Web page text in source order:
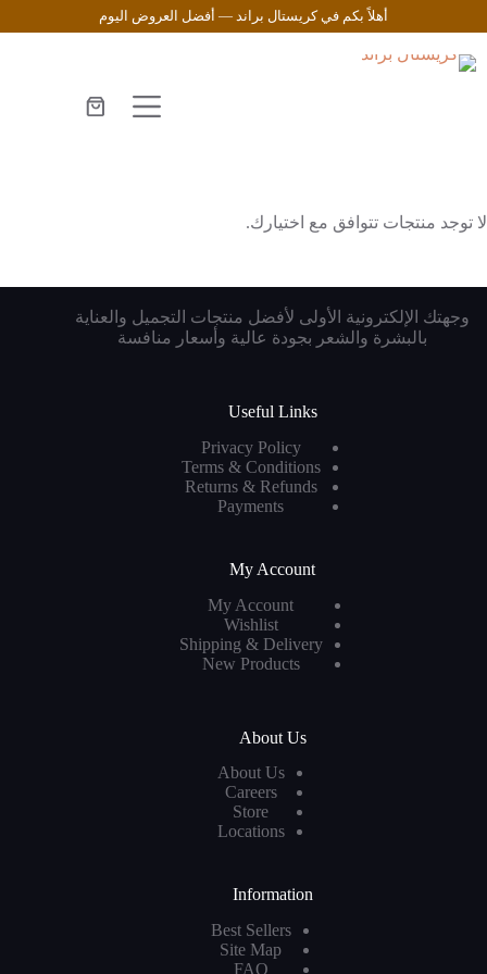
إلى
المحتوى
أهلاً بكم في كريستال براند — أفضل العروض اليوم
عربة
لا توجد منتجات تتوافق مع اختيارك.
وجهتك الإلكترونية الأولى لأفضل منتجات التجميل والعناية
بالبشرة والشعر بجودة عالية وأسعار منافسة
Useful Links
Privacy Policy
Terms & Conditions
Returns & Refunds
Payments
My Account
My Account
Wishlist
Shipping & Delivery
New Products
About Us
About Us
Careers
Store
Locations
Information
Best Sellers
Site Map
FAQ